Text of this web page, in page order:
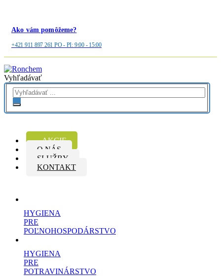
Ako vám pomôžeme?
+421 911 897 261 PO - PI: 9:00 - 15:00
Vyhľadávať
AKCIE
O NÁS
SLUŽBY
KONTAKT
HYGIENA
PRE
POĽNOHOSPODÁRSTVO
HYGIENA
PRE
POTRAVINÁRSTVO